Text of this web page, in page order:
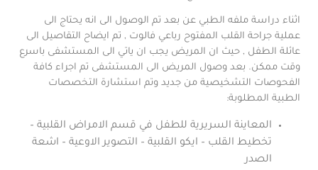
اثناء دراسة ملفه الطبي عن بعد تم الوصول الى انه يحتاج الى
عملية جراحة القلب المفتوح رباعي فالوت , تم ايضاح التقاصيل الى
عائلة الطفل , حيث ان المريض يجب ان ياتي الى المستشفى باسرع
وقت ممكن. بعد وصول المريض الى المستشفى تم اجراء كافة
الفحوصات التشخيصية من جديد وتم استشارة التخصصات
الطبية المطلوبة:
المعاينة السريرية للطفل في قسم الامراض القلبية –
تخطيط القلب – ايكو القلبية – التصوير الاوعية – اشعة
الصدر